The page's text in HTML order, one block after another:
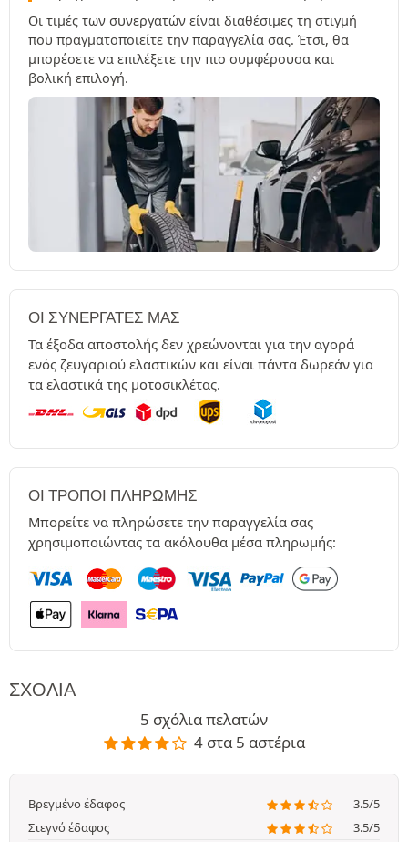
Οι τιμές των συνεργατών είναι διαθέσιμες τη στιγμή
που πραγματοποιείτε την παραγγελία σας. Έτσι, θα
μπορέσετε να επιλέξετε την πιο συμφέρουσα και
βολική επιλογή.
ΟΙ ΣΥΝΕΡΓΆΤΕΣ ΜΑΣ
Τα έξοδα αποστολής δεν χρεώνονται για την αγορά
ενός ζευγαριού ελαστικών και είναι πάντα δωρεάν για
τα ελαστικά της μοτοσικλέτας.
ΟΙ ΤΡΌΠΟΙ ΠΛΗΡΩΜΉΣ
Μπορείτε να πληρώσετε την παραγγελία σας
χρησιμοποιώντας τα ακόλουθα μέσα πληρωμής:
ΣΧΌΛΙΑ
5 σχόλια πελατών
4 στα 5 αστέρια
Βρεγμένο έδαφος
3.5/5
Στεγνό έδαφος
3.5/5